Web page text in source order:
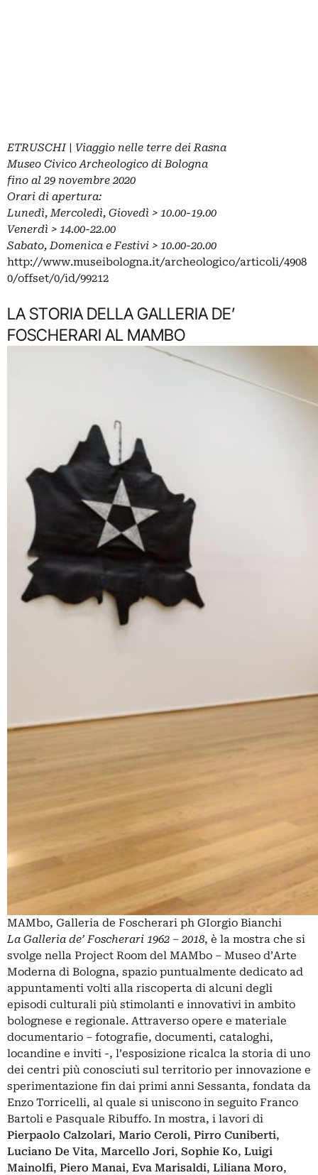
ETRUSCHI | Viaggio nelle terre dei Rasna
Museo Civico Archeologico di Bologna
fino al 29 novembre 2020
Orari di apertura:
Lunedì, Mercoledì, Giovedì > 10.00-19.00
Venerdì > 14.00-22.00
Sabato, Domenica e Festivi > 10.00-20.00
http://www.museibologna.it/archeologico/articoli/4908
0/offset/0/id/99212
LA STORIA DELLA GALLERIA DE’
FOSCHERARI AL MAMBO
MAMbo, Galleria de Foscherari ph GIorgio Bianchi
La Galleria de’ Foscherari 1962 – 2018, è la mostra che si
svolge nella Project Room del MAMbo – Museo d’Arte
Moderna di Bologna, spazio puntualmente dedicato ad
appuntamenti volti alla riscoperta di alcuni degli
episodi culturali più stimolanti e innovativi in ambito
bolognese e regionale. Attraverso opere e materiale
documentario – fotografie, documenti, cataloghi,
locandine e inviti -, l’esposizione ricalca la storia di uno
dei centri più conosciuti sul territorio per innovazione e
sperimentazione fin dai primi anni Sessanta, fondata da
Enzo Torricelli, al quale si uniscono in seguito Franco
Bartoli e Pasquale Ribuffo. In mostra, i lavori di
Pierpaolo Calzolari, Mario Ceroli, Pirro Cuniberti,
Luciano De Vita, Marcello Jori, Sophie Ko, Luigi
Mainolfi, Piero Manai, Eva Marisaldi, Liliana Moro,